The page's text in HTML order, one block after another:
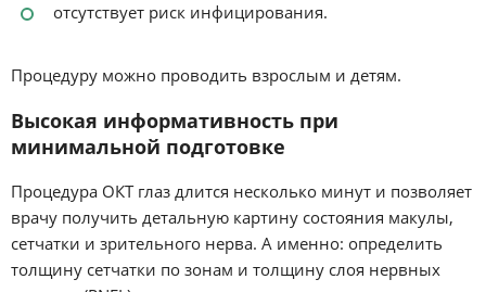
отсутствует риск инфицирования.
Процедуру можно проводить взрослым и детям.
Высокая информативность при
минимальной подготовке
Процедура ОКТ глаз длится несколько минут и позволяет
врачу получить детальную картину состояния макулы,
сетчатки и зрительного нерва. А именно: определить
толщину сетчатки по зонам и толщину слоя нервных